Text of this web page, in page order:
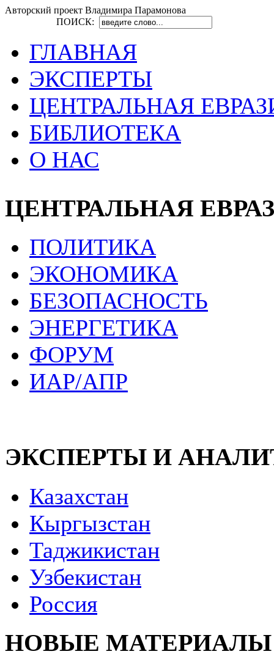
Авторский проект Владимира Парамонова
ПОИСК:
ГЛАВНАЯ
ЭКСПЕРТЫ
ЦЕНТРАЛЬНАЯ
БИБЛИОТЕКА
О НАС
ЦЕНТРАЛЬНАЯ
ПОЛИТИКА
ЭКОНОМИКА
БЕЗОПАСНОСТЬ
ЭНЕРГЕТИКА
ФОРУМ
ИАР/АПР
ЭКСПЕРТЫ И
Казахстан
Кыргызстан
Таджикистан
Узбекистан
Россия
НОВЫЕ МАТЕРИАЛЫ